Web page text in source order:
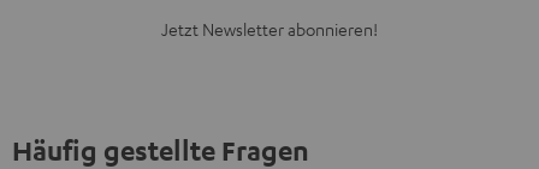
Jetzt Newsletter abonnieren!
Häufig gestellte Fragen